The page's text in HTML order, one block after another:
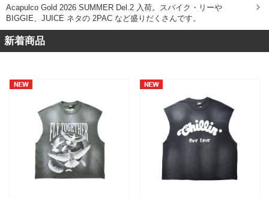
Acapulco Gold 2026 SUMMER Del.2 入荷。スパイク・リーや
BIGGIE、JUICE ネタの 2PAC など盛りだくさんです。
新着商品